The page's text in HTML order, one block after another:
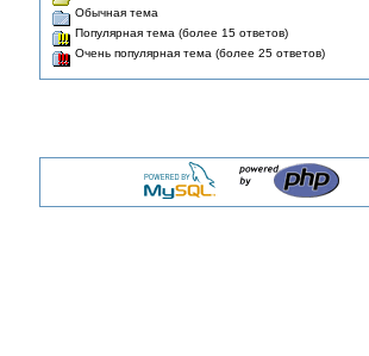
Обычная тема
Популярная тема (более 15 ответов)
Очень популярная тема (более 25 ответов)